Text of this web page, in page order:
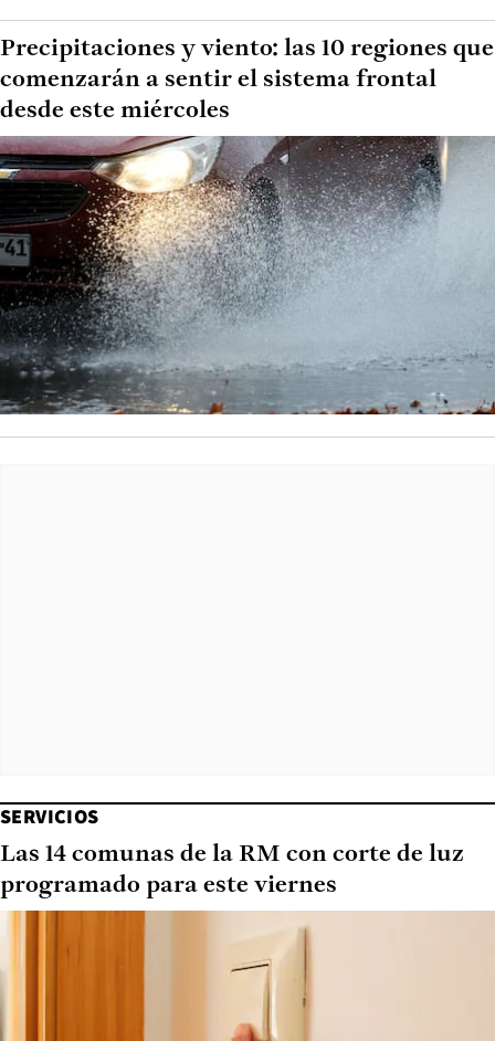
Precipitaciones y viento: las 10 regiones que
comenzarán a sentir el sistema frontal
desde este miércoles
SERVICIOS
Las 14 comunas de la RM con corte de luz
programado para este viernes